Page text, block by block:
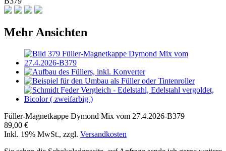
Mehr Ansichten
Füller-Magnetkappe Dymond Mix vom 27.4.2026-B379
89,00 €
Inkl. 19% MwSt., zzgl. Versandkosten